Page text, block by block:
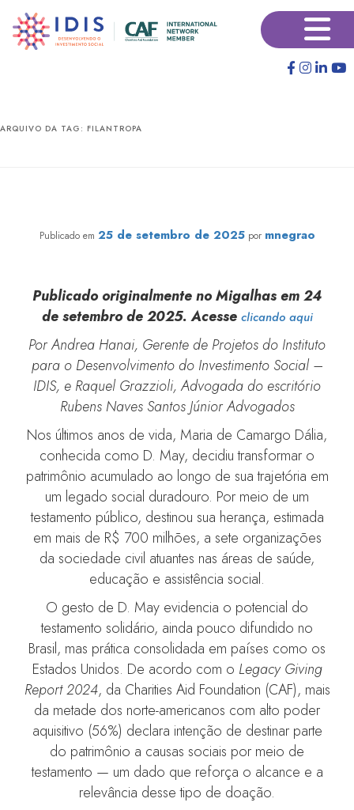
para
para
×
ARQUIVO DA TAG: FILANTROPA
Publicado em 25 de setembro de 2025 por mnegrao
Publicado originalmente no Migalhas em 24
de setembro de 2025. Acesse clicando aqui
Por Andrea Hanai, Gerente de Projetos do Instituto
para o Desenvolvimento do Investimento Social –
IDIS, e Raquel Grazzioli, Advogada do escritório
Rubens Naves Santos Júnior Advogados
Nos últimos anos de vida, Maria de Camargo Dália,
conhecida como D. May, decidiu transformar o
patrimônio acumulado ao longo de sua trajetória em
um legado social duradouro. Por meio de um
testamento público, destinou sua herança, estimada
em mais de R$ 700 milhões, a sete organizações
da sociedade civil atuantes nas áreas de saúde,
educação e assistência social.
O gesto de D. May evidencia o potencial do
testamento solidário, ainda pouco difundido no
Brasil, mas prática consolidada em países como os
Estados Unidos. De acordo com o Legacy Giving
Report 2024, da Charities Aid Foundation (CAF), mais
da metade dos norte-americanos com alto poder
aquisitivo (56%) declara intenção de destinar parte
do patrimônio a causas sociais por meio de
testamento — um dado que reforça o alcance e a
relevância desse tipo de doação.